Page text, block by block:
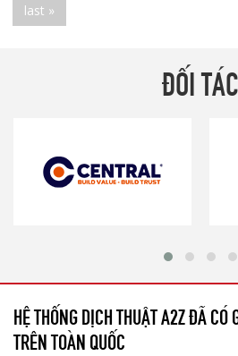
last »
ĐỐI TÁC
HỆ THỐNG DỊCH THUẬT A2Z ĐÃ
TRÊN TOÀN QUỐC